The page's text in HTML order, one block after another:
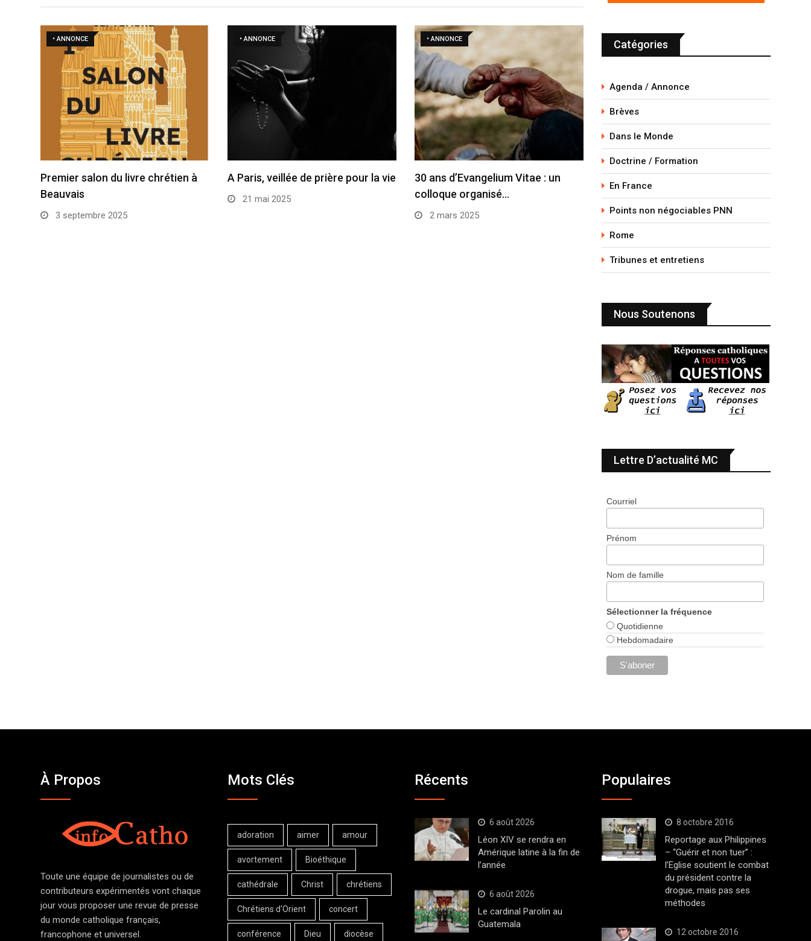
• ANNONCE
Premier salon du livre chrétien à
Beauvais
3 septembre 2025
• ANNONCE
A Paris, veillée de prière pour la vie
21 mai 2025
• ANNONCE
30 ans d’Evangelium Vitae : un
colloque organisé…
2 mars 2025
Catégories
Agenda / Annonce
Brèves
Dans le Monde
Doctrine / Formation
En France
Points non négociables PNN
Rome
Tribunes et entretiens
Nous Soutenons
Lettre D’actualité MC
Courriel
Prénom
Nom de famille
Sélectionner la fréquence
Quotidienne
Hebdomadaire
À Propos
Toute une équipe de journalistes ou de
contributeurs expérimentés vont chaque
jour vous proposer une revue de presse
du monde catholique français,
francophone et universel.
Mots Clés
adoration aimer amour
avortement Bioéthique
cathédrale Christ chrétiens
Chrétiens d'Orient concert
conférence Dieu diocèse
Récents
6 août 2026
Léon XIV se rendra en
Amérique latine à la fin de
l’année
6 août 2026
Le cardinal Parolin au
Guatemala
Populaires
8 octobre 2016
Reportage aux Philippines
– “Guérir et non tuer” :
l’Eglise soutient le combat
du président contre la
drogue, mais pas ses
méthodes
12 octobre 2016